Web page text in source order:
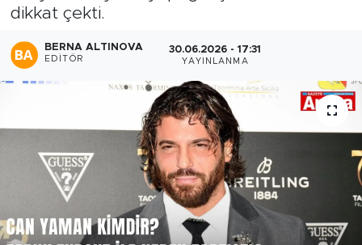
dikkat çekti.
BERNA ALTINOVA
EDITÖR
30.06.2026 - 17:31
YAYINLANMA